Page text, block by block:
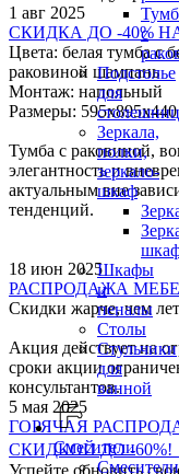
с
Подстолье
для
Зеркала,
полки,
зеркало-
шкаф
Шкафы
и
пеналы
Столы
Стульчики
для
ванной
Смесители
Смесители
1 авг 2025
СКИДКА ДО -40%
Цвета: белая тумба с
раковиной шампань
Монтаж: напольный
Размеры: 595х895х440
Тумба с раковиной,
элегантность и
актуальным вне
тенденций.
18 июн 2025
РАСПРОДАЖА
Скидки жарче, чем
Акция действует на
сроки акции
консультантов.
5 мая 2025
ГОРЯЧАЯ
СКИДКОЙ ДО -60%!
Успейте обновить